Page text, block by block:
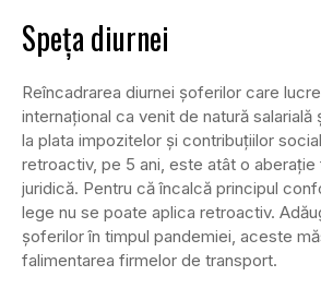
Speța diurnei
Reîncadrarea diurnei șoferilor care
internațional ca venit de natură
la plata impozitelor și contribuțiilor
retroactiv, pe 5 ani, este atât o aberație
juridică. Pentru că încalcă principul
lege nu se poate aplica retroactiv.
șoferilor în timpul pandemiei, aceste
falimentarea firmelor de transport.